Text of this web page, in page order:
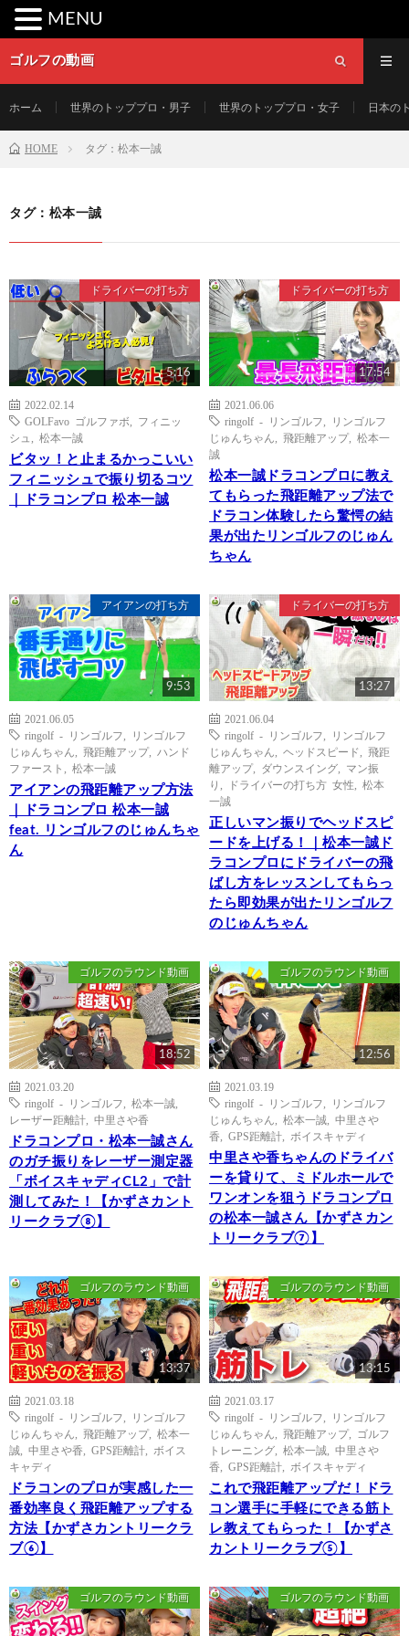
ゴルフの動画
ホーム 世界のトッププロ・男子 世界のトッププロ・女子 日本の
HOME タグ：松本一誠
タグ：松本一誠
ドライバーの打ち方
5:16
2022.02.14
GOLFavo ゴルファボ
フィニッ
シュ
松本一誠
ビタッ！と止まるかっこいい
フィニッシュで振り切るコツ
｜ドラコンプロ 松本一誠
ドライバーの打ち方
17:54
2021.06.06
ringolf - リンゴルフ
リンゴルフ
じゅんちゃん
飛距離アップ, 松本一
誠
松本一誠ドラコンプロに教え
てもらった飛距離アップ法で
ドラコン体験したら驚愕の結
果が出たリンゴルフのじゅん
ちゃん
アイアンの打ち方
9:53
2021.06.05
ringolf - リンゴルフ
リンゴルフ
じゅんちゃん
飛距離アップ, ハンド
ファースト
松本一誠
アイアンの飛距離アップ方法
｜ドラコンプロ 松本一誠
feat. リンゴルフのじゅんちゃ
ん
ドライバーの打ち方
13:27
2021.06.04
ringolf - リンゴルフ
リンゴルフ
じゅんちゃん
ヘッドスピード
飛距
離アップ, ダウンスイング
マン振
り
ドライバーの打ち方 女性
松本
一誠
正しいマン振りでヘッドスピ
ードを上げる！｜松本一誠ド
ラコンプロにドライバーの飛
ばし方をレッスンしてもらっ
たら即効果が出たリンゴルフ
のじゅんちゃん
ゴルフのラウンド動画
18:52
2021.03.20
ringolf - リンゴルフ
松本一誠
レーザー距離計
中里さや香
ドラコンプロ・松本一誠さん
のガチ振りをレーザー測定器
「ボイスキャディCL2」で計
測してみた！【かずさカント
リークラブ⑧】
ゴルフのラウンド動画
12:56
2021.03.19
ringolf - リンゴルフ
リンゴルフ
じゅんちゃん
松本一誠
中里さや
香
GPS距離計 ボイスキャディ
中里さや香ちゃんのドライバ
ーを貸りて、ミドルホールで
ワンオンを狙うドラコンプロ
の松本一誠さん【かずさカン
トリークラブ⑦】
ゴルフのラウンド動画
13:37
2021.03.18
ringolf - リンゴルフ
リンゴルフ
じゅんちゃん
飛距離アップ, 松本一
誠
中里さや香 GPS距離計
ボイス
キャディ
ドラコンのプロが実感した一
番効率良く飛距離アップする
方法【かずさカントリークラ
ブ⑥】
ゴルフのラウンド動画
13:15
2021.03.17
ringolf - リンゴルフ
リンゴルフ
じゅんちゃん
飛距離アップ, ゴルフ
トレーニング
松本一誠
中里さや
香
GPS距離計 ボイスキャディ
これで飛距離アップだ！ドラ
コン選手に手軽にできる筋ト
レ教えてもらった！【かずさ
カントリークラブ⑤】
ゴルフのラウンド動画 ゴルフのラウンド動画
MENU